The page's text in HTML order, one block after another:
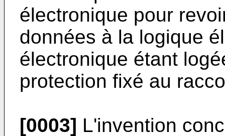
électronique pour
données à la logique
électronique étant
protection fixé au
[0003] L'invention